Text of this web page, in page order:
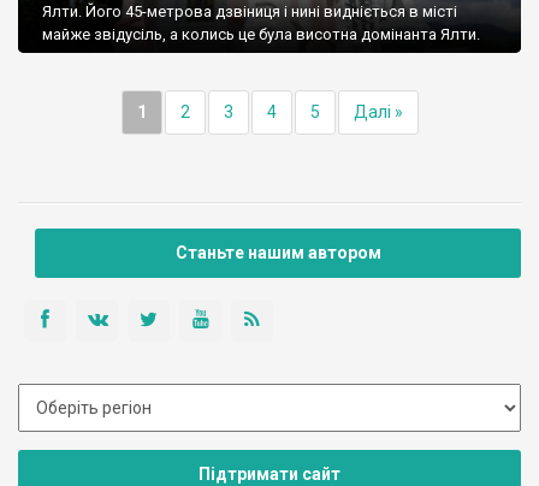
Ялти. Його 45-метрова дзвіниця і нині видніється в місті
майже звідусіль, а колись це була висотна домінанта Ялти.
1 2 3 4 5 Далі »
Станьте нашим автором
Підтримати сайт